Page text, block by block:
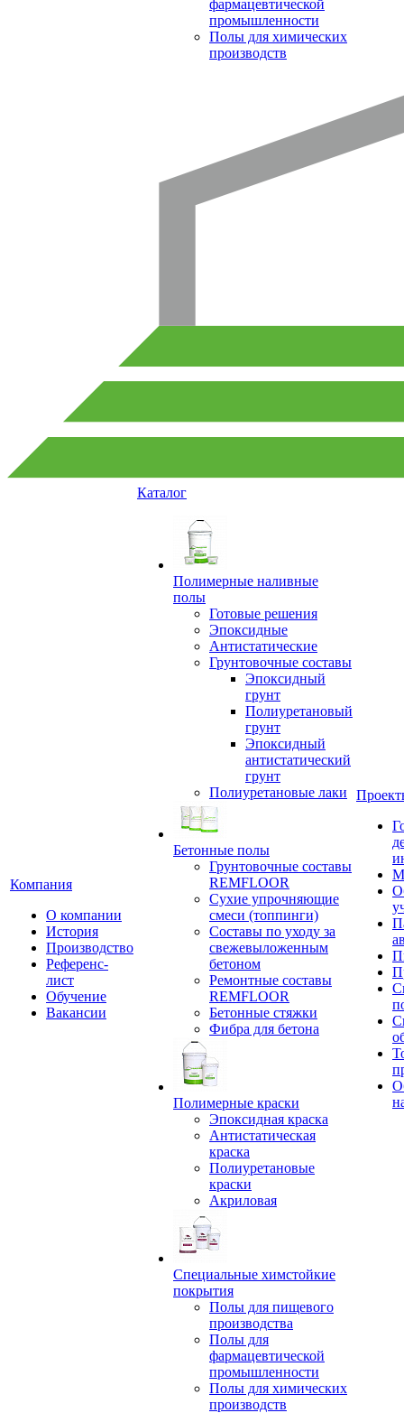
фармацевтической
промышленности
Полы для химических
производств
Компания
О компании
История
Производство
Референс-
лист
Обучение
Вакансии
Каталог
Полимерные наливные
полы
Готовые решения
Эпоксидные
Антистатические
Грунтовочные составы
Эпоксидный
грунт
Полиуретановый
грунт
Эпоксидный
антистатический
грунт
Полиуретановые лаки
Бетонные полы
Грунтовочные составы
REMFLOOR
Сухие упрочняющие
смеси (топпинги)
Составы по уходу за
свежевыложенным
бетоном
Ремонтные составы
REMFLOOR
Бетонные стяжки
Фибра для бетона
Полимерные краски
Эпоксидная краска
Антистатическая
краска
Полиуретановые
краски
Акриловая
Специальные химстойкие
покрытия
Полы для пищевого
производства
Полы для
фармацевтической
промышленности
Полы для химических
производств